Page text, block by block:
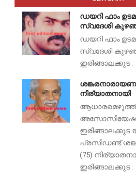
ഡയറി ഫാം
സ്വദേശി
ഡയറി ഫാം
സ്വദേശി
ഇരിങ്ങാലക്കുട
നിര്യാതനായി
ആധാരമെഴുത്ത്
ഇരിങ്ങാലക്കുട
പ്രസിഡണ്ട്
(75)